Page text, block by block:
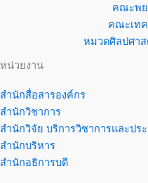
คณะพย
คณะเท
หมวดศิลปศา
หน่วยงาน
สำนักสื่อสารองค์กร
สำนักวิชาการ
สำนักวิจัย บริการวิชาการและป
สำนักบริหาร
สำนักอธิการบดี